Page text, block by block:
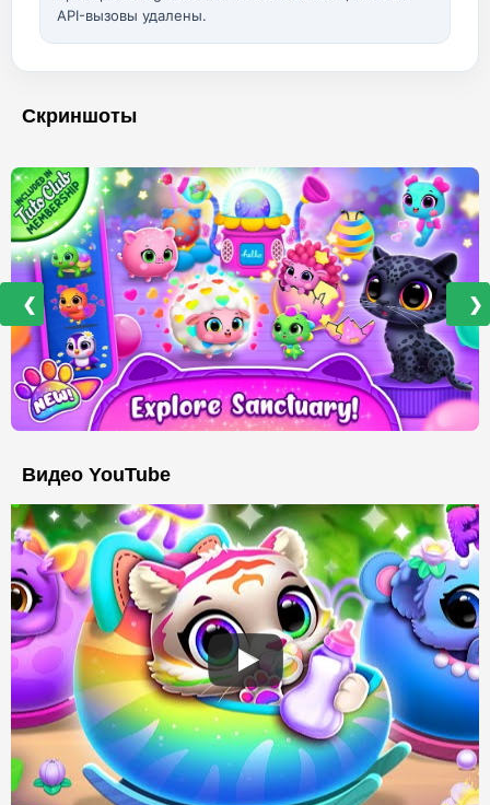
API-вызовы удалены.
Скриншоты
❮ ❯
Видео YouTube